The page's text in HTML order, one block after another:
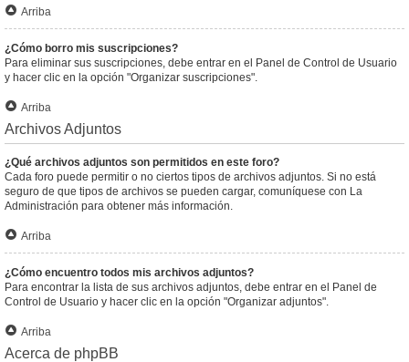
Arriba
¿Cómo borro mis suscripciones?
Para eliminar sus suscripciones, debe entrar en el Panel de Control de Usuario
y hacer clic en la opción "Organizar suscripciones".
Arriba
Archivos Adjuntos
¿Qué archivos adjuntos son permitidos en este foro?
Cada foro puede permitir o no ciertos tipos de archivos adjuntos. Si no está
seguro de que tipos de archivos se pueden cargar, comuníquese con La
Administración para obtener más información.
Arriba
¿Cómo encuentro todos mis archivos adjuntos?
Para encontrar la lista de sus archivos adjuntos, debe entrar en el Panel de
Control de Usuario y hacer clic en la opción "Organizar adjuntos".
Arriba
Acerca de phpBB